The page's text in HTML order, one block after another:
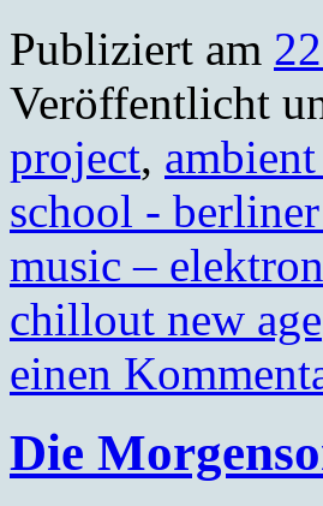
Publiziert am
Veröffentlicht
project,
school -
music –
chillout new age
einen
Die